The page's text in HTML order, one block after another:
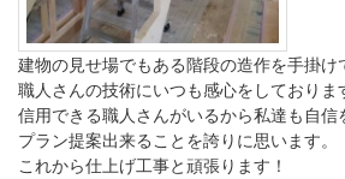
建物の見せ場でもある階段の造作を手掛け
職人さんの技術にいつも感心をしておりま
信用できる職人さんがいるから私達も自信
プラン提案出来ることを誇りに思います。
これから仕上げ工事と頑張ります！